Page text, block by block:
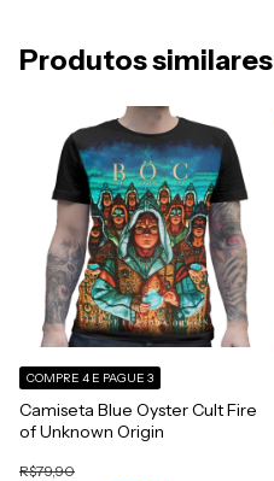
Produtos similares
Camiseta Blue Oyster Cult Fire
of Unknown Origin
R$79,90
COMPRE 4 E PAGUE 3